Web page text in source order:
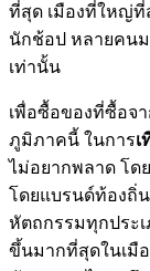
ที่สุด เมืองที่ใหญ่ที่
นักช้อป หลายคน
เท่านั้น
เพื่อซื้อของที่ซื้อจ
ภูมิภาคนี้ ในการเ
ไม่อยากพลาด โด
โดยแบรนด์ท้องถิ่
หัตถกรรมทุกประ
ขึ้นมากที่สุดในเมื